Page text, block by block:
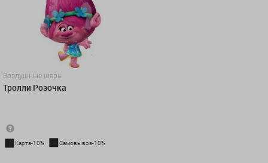
Воздушные шары
Тролли Розочка
Карта-10% Самовывоз-10%